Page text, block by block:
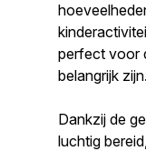
perfect voor
belangrijk zijn.
Dankzij de
luchtig